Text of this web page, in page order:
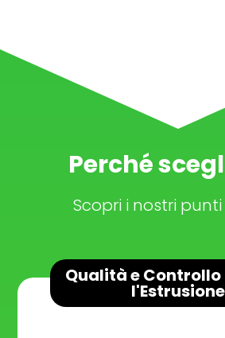
Perché
Scopri i nostri
Qualità e
l'Estrusione